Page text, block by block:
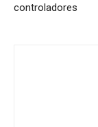
controladores